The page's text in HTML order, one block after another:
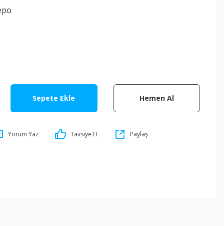
Sepete Ekle Hemen Al
Yorum Yaz Tavsiye Et Paylaş